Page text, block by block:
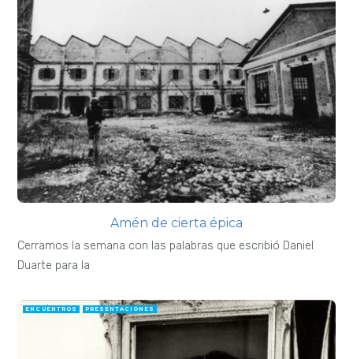
Amén de cierta épica
Cerramos la semana con las palabras que escribió Daniel
Duarte para la
ENCUENTROS PRESENTACIONES